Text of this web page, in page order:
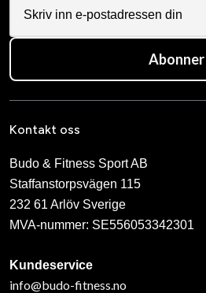
Abonner
Kontakt oss
Budo & Fitness Sport AB
Staffanstorpsvägen 115
232 61 Arlöv Sverige
MVA-nummer: SE556053342301
Kundeservice
info@budo-fitness.no